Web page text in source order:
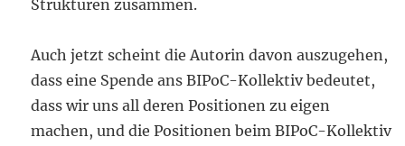
Strukturen zusammen.
Auch jetzt scheint die Autorin davon auszugehen,
dass eine Spende ans BIPoC-Kollektiv bedeutet,
dass wir uns all deren Positionen zu eigen
machen, und die Positionen beim BIPoC-Kollektiv